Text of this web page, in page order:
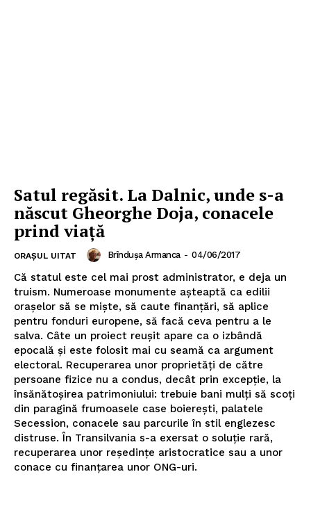
Satul regăsit. La Dalnic, unde s-a
născut Gheorghe Doja, conacele
prind viață
ORAȘUL UITAT Brîndușa Armanca - 04/06/2017
Că statul este cel mai prost administrator, e deja un
truism. Numeroase monumente așteaptă ca edilii
orașelor să se miște, să caute finanțări, să aplice
pentru fonduri europene, să facă ceva pentru a le
salva. Câte un proiect reușit apare ca o izbândă
epocală și este folosit mai cu seamă ca argument
electoral. Recuperarea unor proprietăți de către
persoane fizice nu a condus, decât prin excepție, la
însănătoșirea patrimoniului: trebuie bani mulți să scoți
din paragină frumoasele case boierești, palatele
Secession, conacele sau parcurile în stil englezesc
distruse. În Transilvania s-a exersat o soluție rară,
recuperarea unor reședințe aristocratice sau a unor
conace cu finanțarea unor ONG-uri.